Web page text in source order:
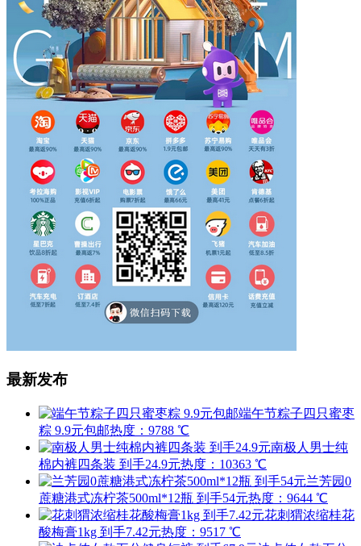
最新发布
端午节粽子四只蜜枣
粽 9.9元包邮热度：9788 ℃
南极人男士纯
棉内裤四条装 到手24.9元热度：10363 ℃
兰芳园0
蔗糖港式冻柠茶500ml*12瓶 到手54元热度：9644 ℃
花刺猬浓缩桂花
酸梅膏1kg 到手7.42元热度：9517 ℃